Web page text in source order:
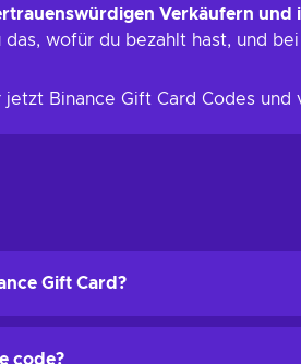
Verkäufern
wofür du bezahlt hast, und
jetzt Binance Gift Card Codes
Gift Card?
on Binance before a gift card
code?